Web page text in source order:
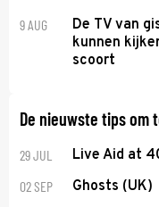
9 AUG
De TV van
kunnen
scoort
De nieuwste tips om
29 JUL Live Aid at
02 SEP Ghosts (UK)